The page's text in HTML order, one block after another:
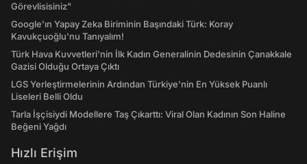
Görevlisisiniz"
Google'ın Yapay Zeka Biriminin Başındaki Türk: Koray
Kavukçuoğlu'nu Tanıyalım!
Türk Hava Kuvvetleri'nin İlk Kadın Generalinin Dedesinin Çanakkale
Gazisi Olduğu Ortaya Çıktı
LGS Yerleştirmelerinin Ardından Türkiye'nin En Yüksek Puanlı
Liseleri Belli Oldu
Tarla İşçisiydi Modellere Taş Çıkarttı: Viral Olan Kadının Son Haline
Beğeni Yağdı
Hızlı Erişim